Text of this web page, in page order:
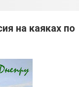
на каяках по